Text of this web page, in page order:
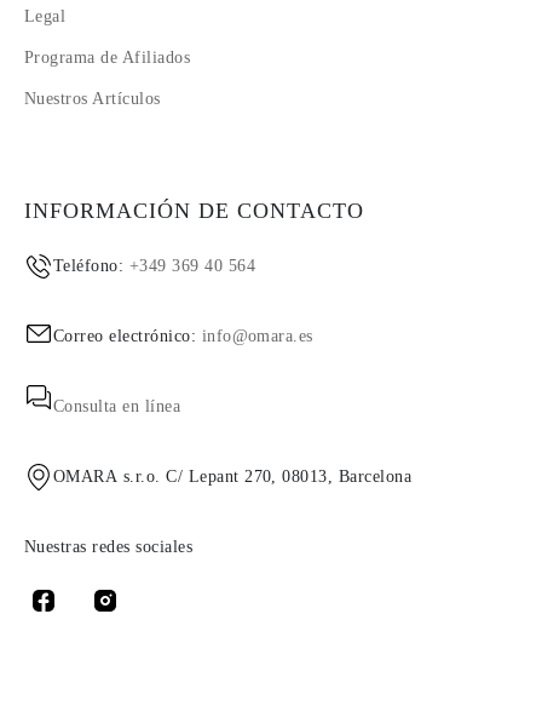
Legal
Programa de Afiliados
Nuestros Artículos
INFORMACIÓN DE CONTACTO
Teléfono: +349 369 40 564
Correo electrónico: info@omara.es
Consulta en línea
OMARA s.r.o. C/ Lepant 270, 08013, Barcelona
Nuestras redes sociales